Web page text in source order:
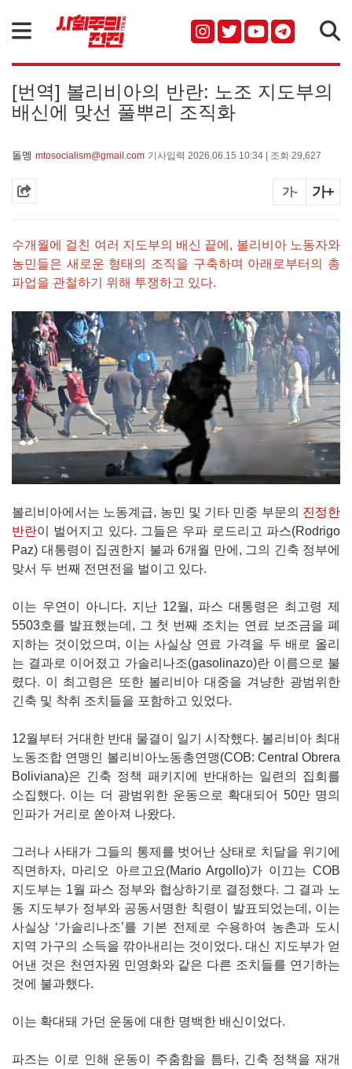
[번역] 볼리비아의 반란: 노조 지도부의
배신에 맞선 풀뿌리 조직화
돌멩 mtosocialism@gmail.com 기사입력 2026.06.15 10:34 | 조회 29,627
가- 가+
수개월에 걸친 여러 지도부의 배신 끝에, 볼리비아 노동자와
농민들은 새로운 형태의 조직을 구축하며 아래로부터의 총
파업을 관철하기 위해 투쟁하고 있다.
볼리비아에서는 노동계급, 농민 및 기타 민중 부문의 진정한
반란이 벌어지고 있다. 그들은 우파 로드리고 파스(Rodrigo
Paz) 대통령이 집권한지 불과 6개월 만에, 그의 긴축 정부에
맞서 두 번째 전면전을 벌이고 있다.
이는 우연이 아니다. 지난 12월, 파스 대통령은 최고령 제
5503호를 발표했는데, 그 첫 번째 조치는 연료 보조금을 폐
지하는 것이었으며, 이는 사실상 연료 가격을 두 배로 올리
는 결과로 이어졌고 가솔리나조(gasolinazo)란 이름으로 불
렸다. 이 최고령은 또한 볼리비아 대중을 겨냥한 광범위한
긴축 및 착취 조치들을 포함하고 있었다.
12월부터 거대한 반대 물결이 일기 시작했다. 볼리비아 최대
노동조합 연맹인 볼리비아노동총연맹(COB: Central Obrera
Boliviana)은 긴축 정책 패키지에 반대하는 일련의 집회를
소집했다. 이는 더 광범위한 운동으로 확대되어 50만 명의
인파가 거리로 쏟아져 나왔다.
그러나 사태가 그들의 통제를 벗어난 상태로 치달을 위기에
직면하자, 마리오 아르고요(Mario Argollo)가 이끄는 COB
지도부는 1월 파스 정부와 협상하기로 결정했다. 그 결과 노
동 지도부가 정부와 공동서명한 칙령이 발표되었는데, 이는
사실상 ‘가솔리나조’를 기본 전제로 수용하여 농촌과 도시
지역 가구의 소득을 깎아내리는 것이었다. 대신 지도부가 얻
어낸 것은 천연자원 민영화와 같은 다른 조치들를 연기하는
것에 불과했다.
이는 확대돼 가던 운동에 대한 명백한 배신이었다.
파즈는 이로 인해 운동이 주춤함을 틈타, 긴축 정책을 재개